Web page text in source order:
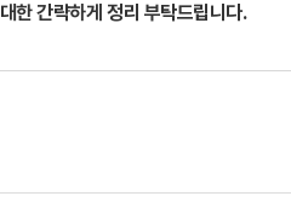
한 간략하게 정리 부탁드립니다.